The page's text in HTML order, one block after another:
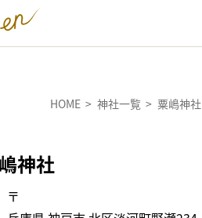
HOME 神社一覧 粟嶋神社
神社
〒